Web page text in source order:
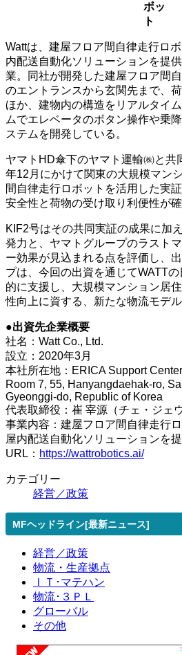
ボッ
ト
Wattは、建屋フロア間自律走行ロ
内配送自動化ソリューションを提
業。同社が開発した建屋フロア間
のエントランスから玄関先まで、
ほか、建物内の構造をリアルタイ
ムでエレベータのボタン操作や乗
ステムを開発している。
ヤマトHD傘下のヤマト運輸㈱と共
年12月にかけて関東の大規模マン
間自律走行ロボットを活用した実
安全性と荷物の受け取り利便性が確
KIF2号はその共同実証の成果に加
発力と、ヤマトグループのラスト
ー効果が見込まれる点を評価し、
プは、今回の出資を通じてWATT
的に支援し、大規模マンション居
性向上に資する、新たな物流モデル
●出資先企業概要
社名：Watt Co., Ltd.
設立：2020年3月
本社所在地：ERICA Support
Room 7, 55, Hanyangdaehak-ro,
Gyeonggi-do, Republic of Korea
代表取締役：崔 宰源（チェ・ジェ
事業内容：建屋フロア間自律走行
屋内配送自動化ソリューションを
URL： https://wattrobotics.ai/
カテゴリー
経営／政策
MFヘッドライン[最新ニュース]
経営／政策
物流・生産拠点
ＩＴ･マテハン
物流･３ＰＬ
グローバル
その他